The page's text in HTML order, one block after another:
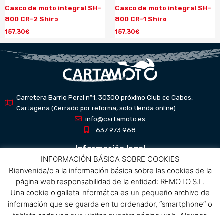
Casco de moto integral SH-
800 CR-2 Shiro
157,30€
Casco de moto integral SH-
800 CR-1 Shiro
157,30€
Carretera Barrio Peral nº1, 30300 próximo Club de Cabos,
Cartagena.(Cerrado por reforma, solo tienda online)
info@cartamoto.es
637 973 968
Información legal
Aviso Legal
Política de privacidad
Política de protección de datos
Política de cookies
INFORMACIÓN BÁSICA SOBRE COOKIES
Bienvenida/o a la información básica sobre las cookies de la
página web responsabilidad de la entidad: REMOTO S.L.
Una cookie o galleta informática es un pequeño archivo de
información que se guarda en tu ordenador, “smartphone” o